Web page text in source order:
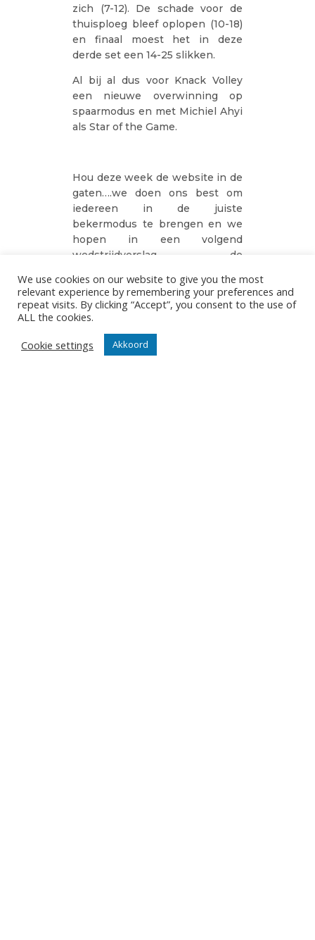
zich (7-12). De schade voor de
thuisploeg bleef oplopen (10-18)
en finaal moest het in deze
derde set een 14-25 slikken.
Al bij al dus voor Knack Volley
een nieuwe overwinning op
spaarmodus en met Michiel Ahyi
als Star of the Game.
Hou deze week de website in de
gaten….we doen ons best om
iedereen in de juiste
bekermodus te brengen en we
hopen in een volgend
wedstrijdverslag de
bovenhalen.
Foto’s Jan Vanmedegael
Knack Roeselare regulier
We use cookies on our website to give you the most
relevant experience by remembering your preferences and
repeat visits. By clicking “Accept”, you consent to the use of
ALL the cookies.
Cookie settings
Akkoord